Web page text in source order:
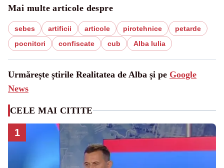
Mai multe articole despre
sebes artificii articole pirotehnice
petarde
pocnitori
confiscate cub Alba Iulia
Urmărește știrile Realitatea de Alba și pe Google
News
CELE MAI CITITE
1